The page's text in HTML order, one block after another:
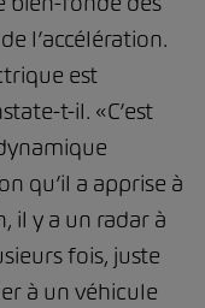
l’accélération.
est
t-il. «C’est
qu’il a apprise à
il y a un radar à
fois, juste
à un véhicule